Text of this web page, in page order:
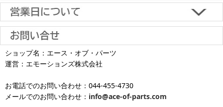
上下角度調節 小型(およそ12-26インチ)
上下角度調節 中型(およそ26-50インチ)
上下角度調節 大型(およそ50-65インチ)
固定タイプ 小型(およそ12-26インチ)
※一部適用外の地域や商品がありますのでご了承ください。
※お届け先が異なる場合は別途お届け先分の送料がかかります。
沖縄へのお届けは、送料とは別に地域料金が発生します。サイズに
より金額が異なるので、詳しい料金については
となります（当日・土日祝日出荷不可）
金具に関しては、条件を満たしている場合は返品をお受けいたしま
す。
【初期不良・保証について】
商品到着後1週間以内であれば、初期不良の受け付けを行います。
返品対応の詳細、各種保証については
をご覧ください。
土日祝日も当日出荷いたします
■お届けについて
お届け日のご指定がない場合は、最短出荷・最短到着で発送いたし
ます。
平日は15時・土曜は11時・日曜祝日は10時までのご注文で当日出荷
が可能です。
土 日 祝日も
発送しています
※出荷休業日を除く
ショップ名：エース・オブ・パーツ
運営：エモーションズ株式会社
お電話でのお問い合わせ：044-455-4730
メールでのお問い合わせ： info@ace-of-parts.com